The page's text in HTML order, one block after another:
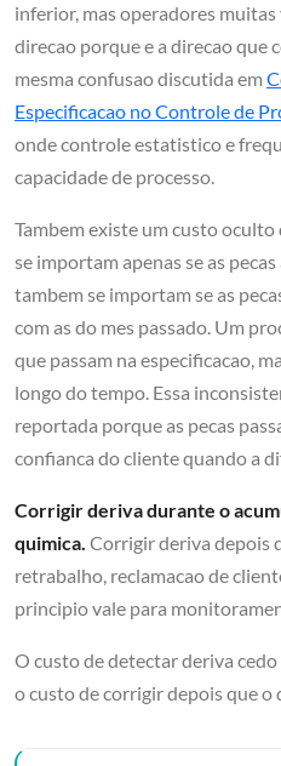
inferior, mas operadores muitas
direcao porque e a direcao que
mesma confusao discutida em
Especificacao no Controle de
onde controle estatistico e
capacidade de processo.
Tambem existe um custo
se importam apenas se as
tambem se importam se as
com as do mes passado. Um
que passam na especificacao,
longo do tempo. Essa
reportada porque as pecas
confianca do cliente quando a
Corrigir deriva durante o
quimica. Corrigir deriva depois
retrabalho, reclamacao de
principio vale para
O custo de detectar deriva
o custo de corrigir depois que o